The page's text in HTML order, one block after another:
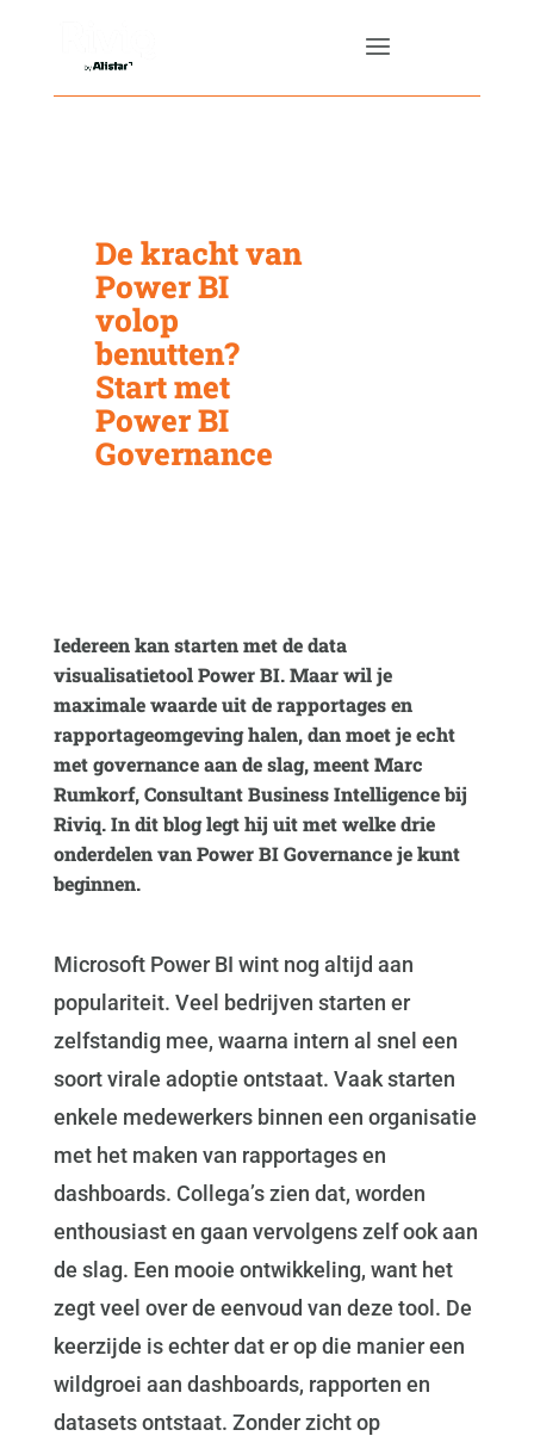
De kracht van
Power BI
volop
benutten?
Start met
Power BI
Governance
Iedereen kan starten met de data
visualisatietool Power BI. Maar wil je
maximale waarde uit de rapportages en
rapportageomgeving halen, dan moet je echt
met governance aan de slag, meent Marc
Rumkorf, Consultant Business Intelligence bij
Riviq. In dit blog legt hij uit met welke drie
onderdelen van Power BI Governance je kunt
beginnen.
Microsoft Power BI wint nog altijd aan
populariteit. Veel bedrijven starten er
zelfstandig mee, waarna intern al snel een
soort virale adoptie ontstaat. Vaak starten
enkele medewerkers binnen een organisatie
met het maken van rapportages en
dashboards. Collega’s zien dat, worden
enthousiast en gaan vervolgens zelf ook aan
de slag. Een mooie ontwikkeling, want het
zegt veel over de eenvoud van deze tool. De
keerzijde is echter dat er op die manier een
wildgroei aan dashboards, rapporten en
datasets ontstaat. Zonder zicht op